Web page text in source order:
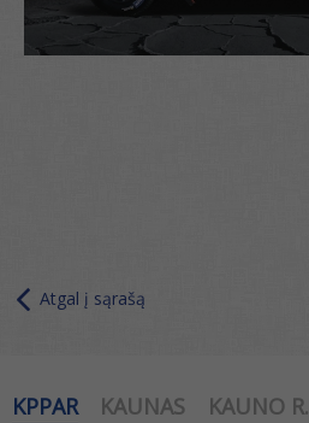
Atgal į sąrašą
KPPAR KAUNAS KAUNO R.